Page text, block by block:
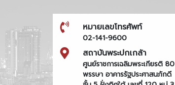
หมายเลขโทรศัพท์
02-141-9600
สถาบันพระปกเกล้า
ศูนย์ราชการเฉลิมพระเกียรติ 80
พรรษา อาคารรัฐประศาสนภักดี